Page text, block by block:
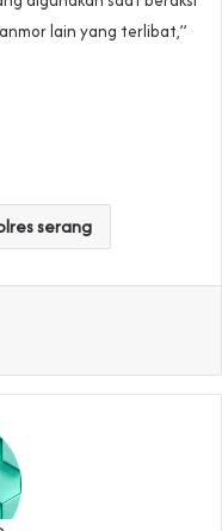
lain yang terlibat,”
serang